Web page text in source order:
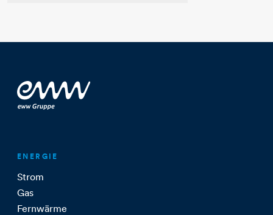
ENERGIE
Strom
Gas
Fernwärme